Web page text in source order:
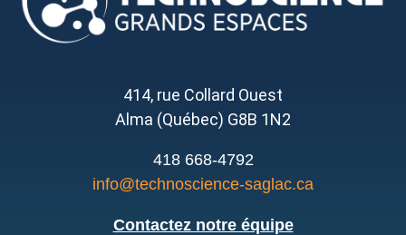
414, rue Collard Ouest
Alma (Québec) G8B 1N2
418 668-4792
info@technoscience-saglac.ca
Contactez notre équipe